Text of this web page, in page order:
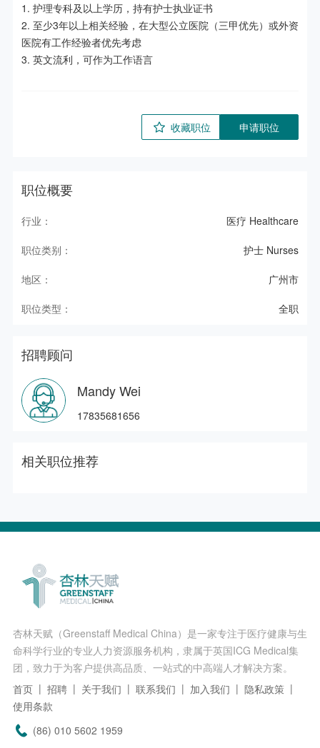
1. 护理专科及以上学历，持有护士执业证书
2. 至少3年以上相关经验，在大型公立医院（三甲优先）或外资
医院有工作经验者优先考虑
3. 英文流利，可作为工作语言
收藏职位 申请职位
职位概要
行业： 医疗 Healthcare
职位类别： 护士 Nurses
地区： 广州市
职位类型： 全职
招聘顾问
Mandy Wei
17835681656
相关职位推荐
杏林天赋（Greenstaff Medical China）是一家专注于医疗健康与生
命科学行业的专业人力资源服务机构，隶属于英国ICG Medical集
团，致力于为客户提供高品质、一站式的中高端人才解决方案。
首页
招聘 关于我们 联系我们 加入我们
隐私政策
使用条款
(86) 010 5602 1959